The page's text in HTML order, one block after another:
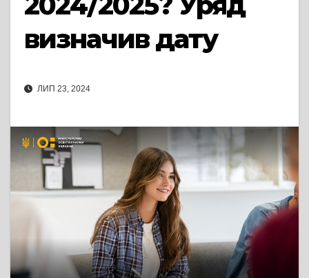
визначив дату
ЛИП 23, 2024